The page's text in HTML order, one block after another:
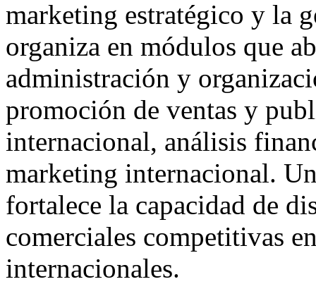
marketing estratégico y la
organiza en módulos que
administración y
promoción de ventas y
internacional, análisis
marketing internacional.
fortalece la capacidad de
comerciales competitivas
internacionales.